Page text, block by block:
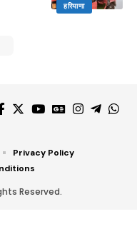
हरियाणा
Reserved.
Privacy Policy